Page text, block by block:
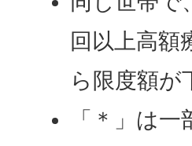
回以上高額
ら限度額が
「＊」は一